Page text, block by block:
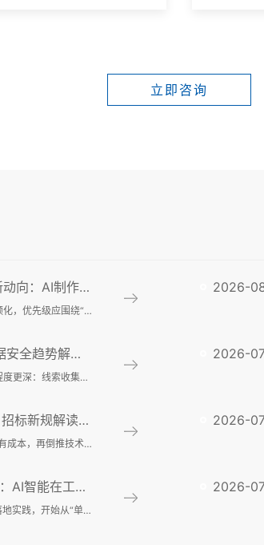
立即咨询
培训与渠道传播 - 副本 (2)
从维护保养场景看，并非所有环节都应同步视频化，优先级应围绕“高频、易错、影响安全与停机风险”的任务来定。安装调试阶段适合先做流程型视频，明确工序顺序、工
2026-
的关键变化 - 副本 - 副本
风险重心的迁移，源于传媒业务链条的数字化程度更深：线索收集、用户画像、广告归因、直播互动、AIGC辅助生产、内容推荐与商业化，都离不开数据和算法。最容易
2026-
与风险控制的行业趋势
从成本预算视角看，最有效的写法是“先定总拥有成本，再倒推技术指标”。建议先把预算拆为四块：模型研发与调优成本、算力与存储成本、数据治理与标注成本、上线运
2026-
如何同步提升安全巡检
在这样的背景下，AI智能在建筑工地管理中的落地实践，开始从“单点工具”走向“现场闭环”。一线最常见的是三条路径同时推进：视频与传感联动做安全巡检，计划模
2026-